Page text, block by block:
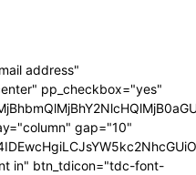
address"
pp_checkbox="yes"
gap="10"
in" btn_tdicon="tdc-font-